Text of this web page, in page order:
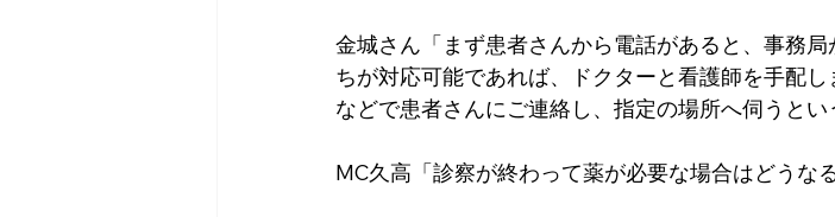
金城さん「まず患者さんから電話があると、事務
ちが対応可能であれば、ドクターと看護師を手配
などで患者さんにご連絡し、指定の場所へ伺うとい
MC久高「診察が終わって薬が必要な場合はどうな